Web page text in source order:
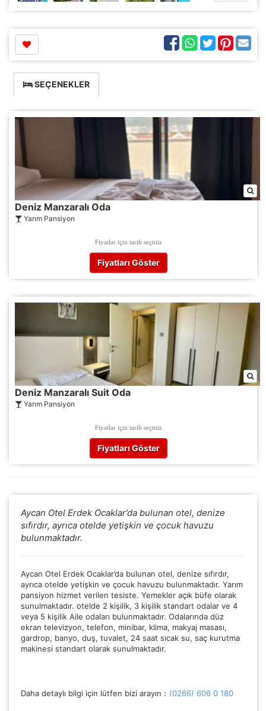
ÇEREZ KULLANIM AYARLARINIZ
Çerez tercihlerinizibelirleyin.
Daha fazla bilgi içinKVKK bilgilendirmemizi
SEÇENEKLER
Deniz Manzaralı Oda
Yarım Pansiyon
Fiyatlar için tarih seçiniz
Fiyatları Göster
Deniz Manzaralı Suit Oda
Yarım Pansiyon
Fiyatlar için tarih seçiniz
Fiyatları Göster
Aycan Otel Erdek Ocaklar’da bulunan otel, denize
sıfırdır, ayrıca otelde yetişkin ve çocuk havuzu
bulunmaktadır.
Aycan Otel Erdek Ocaklar’da bulunan otel, denize sıfırdır,
ayrıca otelde yetişkin ve çocuk havuzu bulunmaktadır. Yarım
pansiyon hizmet verilen tesiste. Yemekler açık büfe olarak
sunulmaktadır. otelde 2 kişilik, 3 kişilik standart odalar ve 4
veya 5 kişilik Aile odaları bulunmaktadır. Odalarında düz
ekran televizyon, telefon, minibar, klima, makyaj masası,
gardrop, banyo, duş, tuvalet, 24 saat sıcak su, saç kurutma
makinesi standart olarak sunulmaktadır.
Daha detaylı bilgi için lütfen bizi arayın : (0266) 606 0 180